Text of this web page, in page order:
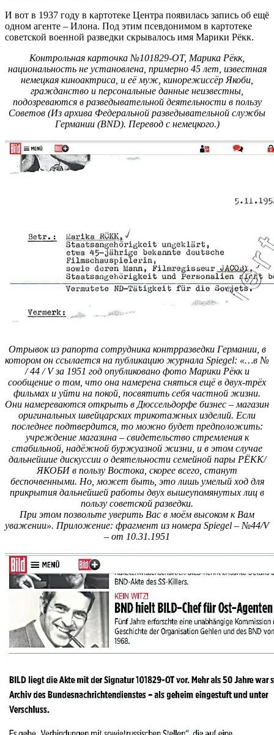
И вот в 1937 году в картотеке Центра появилась запись об ещё
одном агенте – Илона. Под этим псевдонимом в картотеке
советской военной разведки скрывалось имя Марики Рёкк.
Контрольная карточка №101829-OT, Марика Рёкк,
национальность не установлена, примерно 45 лет, известная
немецкая киноактриса, и её муж, кинорежиссёр Якоби,
гражданство и персональные данные неизвестны,
подозреваются в разведывательной деятельности в пользу
Советов (Из архива Федеральной разведывательной службы
Германии (BND). Перевод с немецкого.)
Отрывок из рапорта сотрудника контрразведки Германии, в
котором он ссылается на публикацию журнала Spiegel: «…в №
/ 44 / V за 1951 год опубликовано фото Марики Pёкк и
сообщение о том, что она намерена сняться ещё в двух-трёх
фильмах и уйти на покой, посвятить себя частной жизни.
Они намереваются открыть в Дюссельдорфе бизнес – магазин
оригинальных швейцарских трикотажных изделий. Если
последнее подтвердится, то можно будет предположить:
учреждение магазина – свидетельство стремления к
стабильной, надёжной буржуазной жизни, и в этом случае
дальнейшие дискуссии о деятельности семейной пары PЁKK/
ЯКОБИ в пользу Востока, скорее всего, станут
беспочвенными. Но, может быть, это лишь умелый ход для
прикрытия дальнейшей работы двух вышеупомянутых лиц в
пользу советской разведки.
При этом позвольте уверить Вас в моём высоком к Вам
уважении». Приложение: фрагмент из номера Spiegel – №44/V
– от 10.31.1951